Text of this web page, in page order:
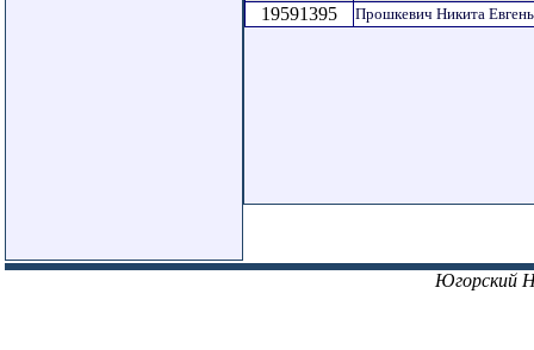
19591395 Прошкевич Никита
Югорский